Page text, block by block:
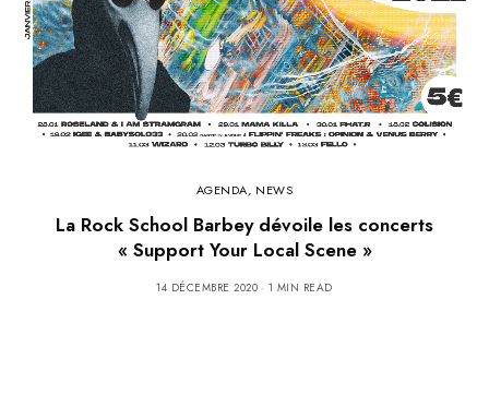
AGENDA, NEWS
La Rock School Barbey dévoile les concerts
« Support Your Local Scene »
14 DÉCEMBRE 2020 1 MIN READ